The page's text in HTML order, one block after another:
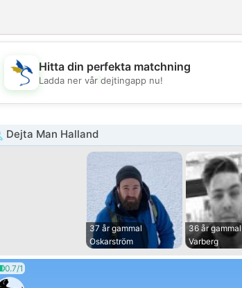
💖
Hitta din perfekta matchning
Ladda ner vår dejtingapp nu!
Dejta Man Halland
37 år gammal
Oskarström
36 år gammal
Varberg
0.7/1